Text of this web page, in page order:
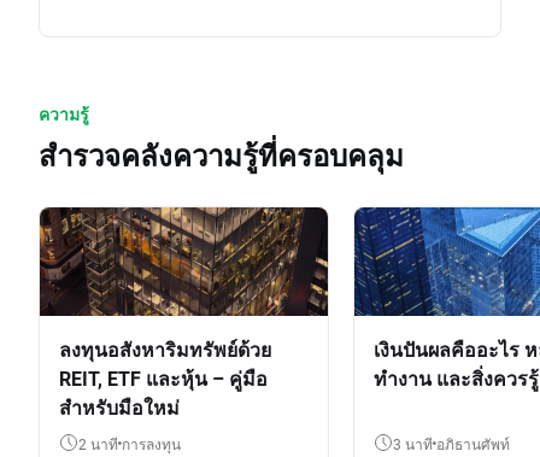
ความรู้
สำรวจคลังความรู้ที่ครอบคลุม
ลงทุนอสังหาริมทรัพย์ด้วย
REIT, ETF และหุ้น – คู่มือ
สำหรับมือใหม่
2 นาที การลงทุน
เงินปันผลคืออะไร
ทำงาน และสิ่งควรรู้
3 นาที อภิธานศัพท์